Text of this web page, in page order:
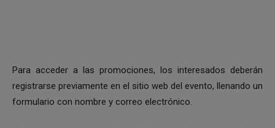
Para acceder a las promociones, los interesados deberán
registrarse previamente en el sitio web del evento, llenando un
formulario con nombre y correo electrónico.